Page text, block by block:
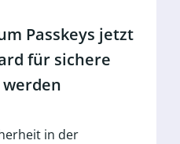
Passkeys jetzt
für sichere
in der